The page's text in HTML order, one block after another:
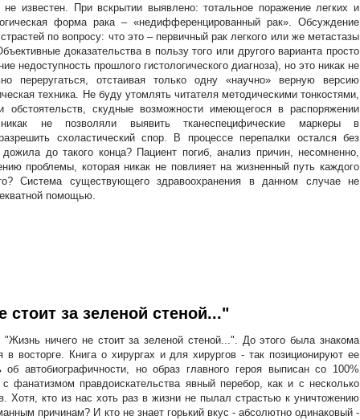
не известен. При вскрытии выявлено: тотальное поражение легких и
форма рака – «недифференцированный рак». Обсуждение
по вопросу: что это – первичный рак легкого или же метастазы
доказательства в пользу того или другого варианта просто
недоступность прошлого гистологического диагноза), но это никак не
переругаться, отстаивая только одну «научно» верную версию
техника. Не буду утомлять читателя методическими тонкостями,
обстоятельств, скудные возможности имеющегося в распоряжении
никак не позволяли выявить тканеспецифические маркеры в
схоластический спор. В процессе перепалки остался без
до такого конца? Пациент погиб, анализ причин, несомненно,
проблемы, которая никак не повлияет на жизненный путь каждого
Система существующего здравоохранения в данном случае не
помощью.
за зеленой стеной..."
ничего не стоит за зеленой стеной...". До этого была знакома
восторге. Книга о хирургах и для хирургов - так позиционируют ее
автобиографичности, но образ главного героя выписан со 100%
фанатизмом правдоискательства явный перебор, как и с несколько
Хотя, кто из нас хоть раз в жизни не пылал страстью к уничтожению
причинам? И кто не знает горький вкус - абсолютно одинаковый -